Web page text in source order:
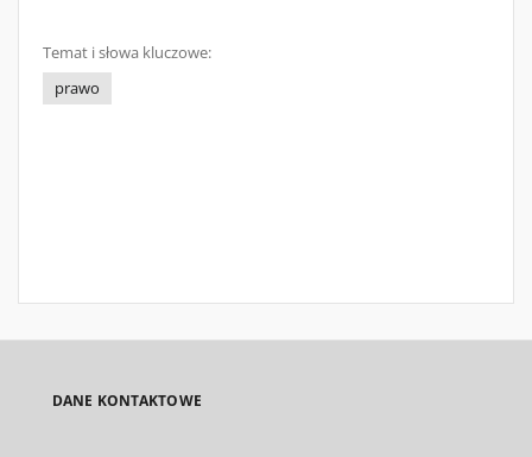
Temat i słowa kluczowe:
prawo
DANE KONTAKTOWE